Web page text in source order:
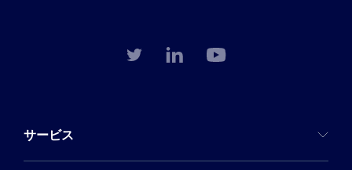
サービス